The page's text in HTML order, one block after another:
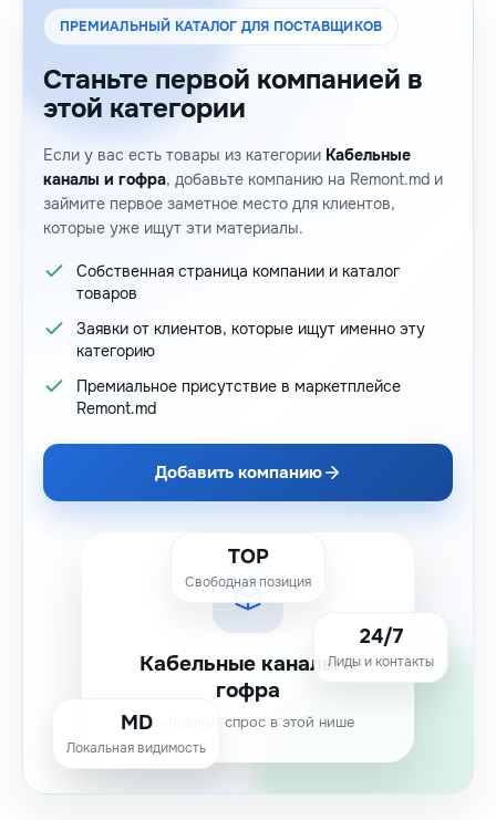
ПРЕМИАЛЬНЫЙ КАТАЛОГ ДЛЯ ПОСТАВЩИКОВ
Станьте первой компанией в
этой категории
Если у вас есть товары из категории Кабельные
каналы и гофра, добавьте компанию на Remont.md и
займите первое заметное место для клиентов,
которые уже ищут эти материалы.
Собственная страница компании и каталог
товаров
Заявки от клиентов, которые ищут именно эту
категорию
Премиальное присутствие в маркетплейсе
Remont.md
Добавить компанию
Кабельные каналы и
гофра
Свободный спрос в этой нише
TOP
Свободная позиция
24/7
Лиды и контакты
MD
Локальная видимость